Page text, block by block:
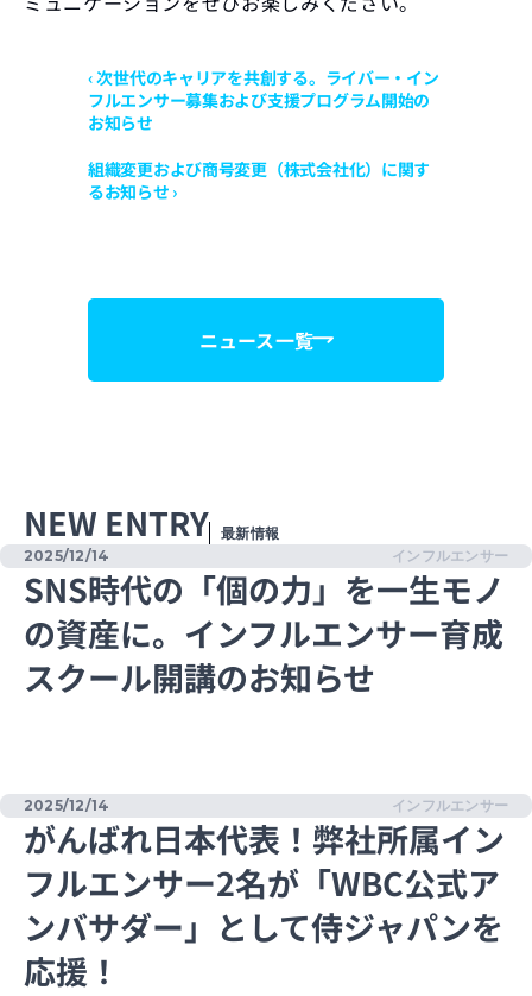
‹ 次世代のキャリアを共創する。ライバー・イン
フルエンサー募集および支援プログラム開始の
お知らせ
組織変更および商号変更（株式会社化）に関す
るお知らせ ›
ニュース一覧
NEW ENTRY
最新情報
2025/12/14
インフルエンサー
SNS時代の「個の力」を一生モノ
の資産に。インフルエンサー育成
スクール開講のお知らせ
2025/12/14 インフルエンサー
がんばれ日本代表！弊社所属イン
フルエンサー2名が「WBC公式ア
ンバサダー」として侍ジャパンを
応援！